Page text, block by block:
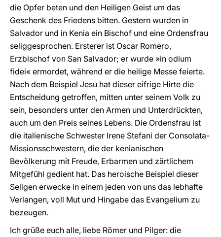
die Opfer beten und den Heiligen Geist um das
Geschenk des Friedens bitten. Gestern wurden in
Salvador und in Kenia ein Bischof und eine Ordensfrau
seliggesprochen. Ersterer ist Oscar Romero,
Erzbischof von San Salvador; er wurde »in odium
fidei« ermordet, während er die heilige Messe feierte.
Nach dem Beispiel Jesu hat dieser eifrige Hirte die
Entscheidung getroffen, mitten unter seinem Volk zu
sein, besonders unter den Armen und Unterdrückten,
auch um den Preis seines Lebens. Die Ordensfrau ist
die italienische Schwester Irene Stefani der Consolata-
Missionsschwestern, die der kenianischen
Bevölkerung mit Freude, Erbarmen und zärtlichem
Mitgefühl gedient hat. Das heroische Beispiel dieser
Seligen erwecke in einem jeden von uns das lebhafte
Verlangen, voll Mut und Hingabe das Evangelium zu
bezeugen.
Ich grüße euch alle, liebe Römer und Pilger: die